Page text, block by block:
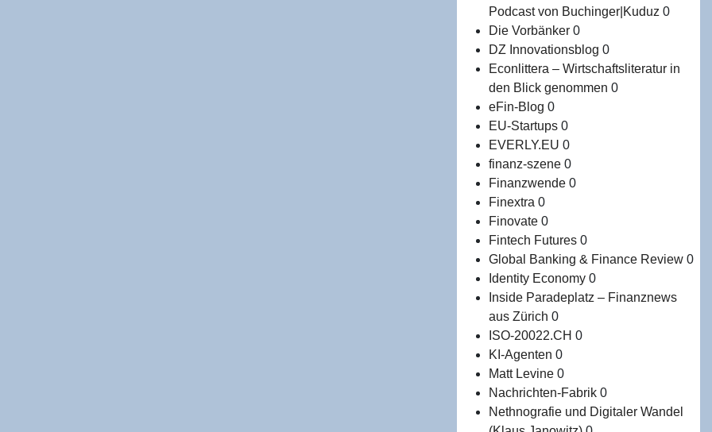
Podcast von Buchinger|Kuduz 0
Die Vorbänker 0
DZ Innovationsblog 0
Econlittera – Wirtschaftsliteratur in
den Blick genommen 0
eFin-Blog 0
EU-Startups 0
EVERLY.EU 0
finanz-szene 0
Finanzwende 0
Finextra 0
Finovate 0
Fintech Futures 0
Global Banking & Finance Review 0
Identity Economy 0
Inside Paradeplatz – Finanznews
aus Zürich 0
ISO-20022.CH 0
KI-Agenten 0
Matt Levine 0
Nachrichten-Fabrik 0
Nethnografie und Digitaler Wandel